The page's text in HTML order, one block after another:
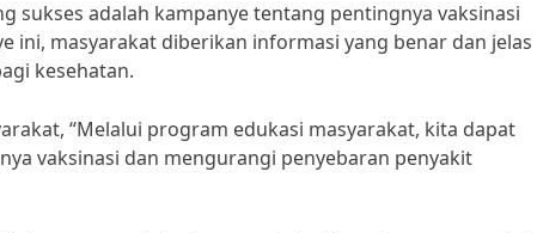
sukses adalah kampanye tentang pentingnya vaksinasi
ini, masyarakat diberikan informasi yang benar dan jelas
kesehatan.
“Melalui program edukasi masyarakat, kita dapat
vaksinasi dan mengurangi penyebaran penyakit